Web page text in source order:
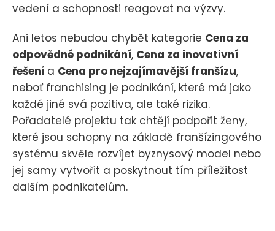
vedení a schopnosti reagovat na výzvy.
Ani letos nebudou chybět kategorie Cena za
odpovědné podnikání, Cena za inovativní
řešení a Cena pro nejzajímavější franšízu,
neboť franchising je podnikání, které má jako
každé jiné svá pozitiva, ale také rizika.
Pořadatelé projektu tak chtějí podpořit ženy,
které jsou schopny na základě franšízingového
systému skvěle rozvíjet byznysový model nebo
jej samy vytvořit a poskytnout tím příležitost
dalším podnikatelům.